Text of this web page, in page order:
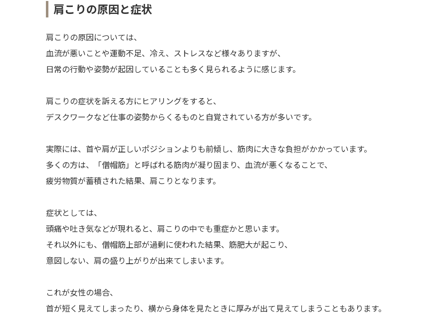
肩こりの原因と症状
肩こりの原因については、
血流が悪いことや運動不足、冷え、ストレスなど様々ありますが、
日常の行動や姿勢が起因していることも多く見られるように感じます。
肩こりの症状を訴える方にヒアリングをすると、
デスクワークなど仕事の姿勢からくるものと自覚されている方が多いです。
実際には、首や肩が正しいポジションよりも前傾し、筋肉に大きな負担がかかっています。
多くの方は、「僧帽筋」と呼ばれる筋肉が凝り固まり、血流が悪くなることで、
疲労物質が蓄積された結果、肩こりとなります。
症状としては、
頭痛や吐き気などが現れると、肩こりの中でも重症かと思います。
それ以外にも、僧帽筋上部が過剰に使われた結果、筋肥大が起こり、
意図しない、肩の盛り上がりが出来てしまいます。
これが女性の場合、
首が短く見えてしまったり、横から身体を見たときに厚みが出て見えてしまうこともあります。